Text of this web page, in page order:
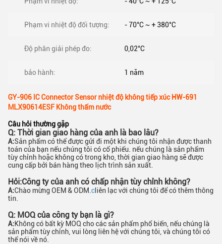
Phạm vi nhiệt độ đối tượng: - 70°C ~ + 380°C
Độ phân giải phép đo: 0,02°C
bảo hành: 1 năm
GY-906 IC Connector Sensor nhiệt độ không tiếp xúc HW-691
MLX90614ESF Không thấm nước
Câu hỏi thường gặp
Q: Thời gian giao hàng của anh là bao lâu?
A:Sản phẩm có thể được gửi đi một khi chúng tôi nhận được thanh
toán của bạn nếu chúng tôi có cổ phiếu. nếu chúng là sản phẩm
tùy chỉnh hoặc không có trong kho, thời gian giao hàng sẽ được
cung cấp bởi bán hàng theo lịch trình sản xuất.
Hỏi:Công ty của anh có chấp nhận tùy chỉnh không?
A:Chào mừng OEM & ODM. c liên lạc với chúng tôi để có thêm thông
tin.
Q: MOQ của công ty bạn là gì?
A:Không có bất kỳ MOQ cho các sản phẩm phổ biến, nếu chúng là
sản phẩm tùy chỉnh, vui lòng liên hệ với chúng tôi, và chúng tôi có
thể nói về nó.